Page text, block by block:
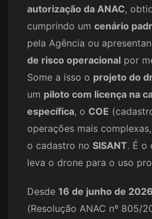
autorização da ANAC,
cumprindo um cenário
pela Agência ou
de risco operacional por
Some a isso o projeto do
um piloto com licença na
específica, o COE
operações mais
o cadastro no SISANT. É o
leva o drone para o uso
Desde 16 de junho de 2026
(Resolução ANAC nº 805/